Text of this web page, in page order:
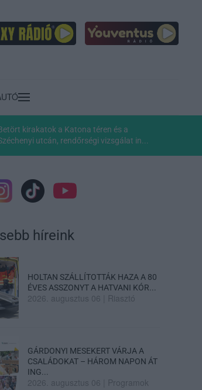
kirakatok a Katona téren és a
utcán, rendőrségi vizsgálat in...
híreink
HOLTAN SZÁLLÍTOTTÁK HAZA A 80
ÉVES ASSZONYT A HATVANI KÓR...
2026. augusztus 06 Riasztó
GÁRDONYI MESEKERT VÁRJA A
CSALÁDOKAT – HÁROM NAPON ÁT
ING...
2026. augusztus 06 Programok